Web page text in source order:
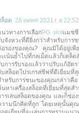
ล็อต 28 июня 2021 г. в 22:52
นวทางการเลือกPG slotแมชชี
บจังหวะที่ดียิ่งกว่าสำหรับการ
อรองของคุณ? คุณมิได้อยู่เพีย
ะเน้นย้ำไปที่กลเม็ดแล้วก็เคล็
บการรับรองแล้วว่าปรับแก้อัต
บสล็อตโปรเกรสซีฟที่ดีเยี่ยมที่
ำหรับการชนะของคุณกล่าวคื
นหาเครื่องสล็อตที่เยี่ยมที่สุดส
ารเล่นสล็อตของคุณ และก็ช่อ
วามนึกคิดที่ถูก โดยเหตุนั้นคุณ